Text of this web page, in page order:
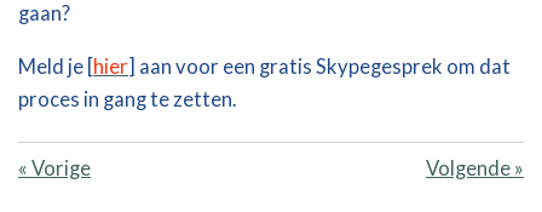
gaan?
Meld je [hier] aan voor een gratis Skypegesprek om dat
proces in gang te zetten.
« Vorige Volgende »